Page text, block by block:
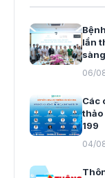
lần
06/
Các
thảo
199
04/